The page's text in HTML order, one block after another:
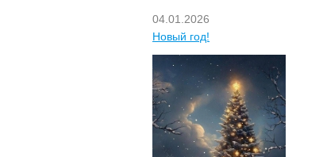
04.01.2026
Новый год!